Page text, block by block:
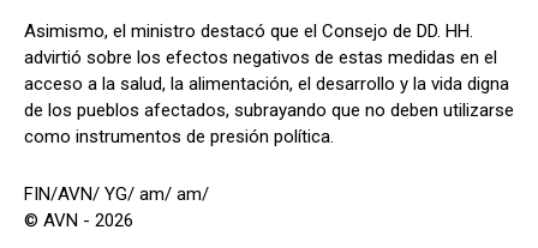
Asimismo, el ministro destacó que el Consejo de DD. HH.
advirtió sobre los efectos negativos de estas medidas en el
acceso a la salud, la alimentación, el desarrollo y la vida digna
de los pueblos afectados, subrayando que no deben utilizarse
como instrumentos de presión política.
FIN/AVN/ YG/ am/ am/
© AVN - 2026